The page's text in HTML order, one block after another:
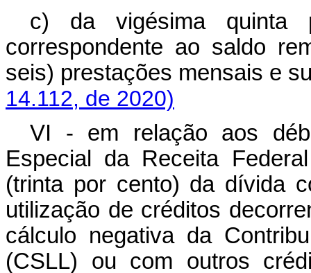
c) da vigésima quinta
correspondente ao saldo
seis) prestações mensais
14.112, de 2020)
VI - em relação aos
Especial da Receita
(trinta por cento) da dívida
utilização de créditos
cálculo negativa da
(CSLL) ou com outros